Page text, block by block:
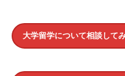
大学留学について相談して